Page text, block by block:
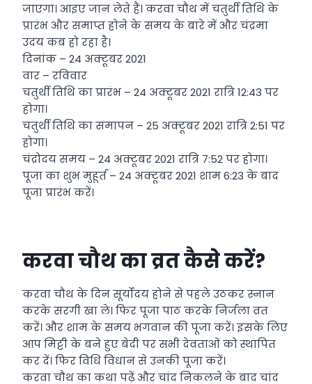
जाएगा। आइए जान लेते हैं। करवा चौथ में चतुर्थी तिथि के
प्रारंभ और समाप्त होने के समय के बारे में और चंद्रमा
उदय कब हो रहा है।
दिनांक – 24 अक्टूबर 2021
वार – रविवार
चतुर्थी तिथि का प्रारंभ – 24 अक्टूबर 2021 रात्रि 12:43 पर
होगा।
चतुर्थी तिथि का समापन – 25 अक्टूबर 2021 रात्रि 2:51 पर
होगा।
चंद्रोदय समय – 24 अक्टूबर 2021 रात्रि 7:52 पर होगा।
पूजा का शुभ मुहूर्त – 24 अक्टूबर 2021 शाम 6:23 के बाद
पूजा प्रारंभ करें।
करवा चौथ का व्रत कैसे करें?
करवा चौथ के दिन सूर्योदय होने से पहले उठकर स्नान
करके सरगी खा ले। फिर पूजा पाठ करके निर्जला व्रत
करें। और शाम के समय भगवान की पूजा करें। इसके लिए
आप मिट्टी के बने हुए बेदी पर सभी देवताओं को स्थापित
कर दें। फिर विधि विधान से उनकी पूजा करें।
करवा चौथ का कथा पढ़ें और चांद निकलने के बाद चांद